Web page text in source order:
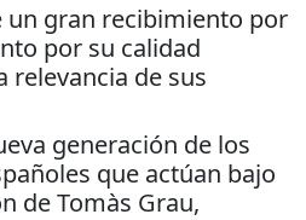
un gran recibimiento por
por su calidad
relevancia de sus
generación de los
que actúan bajo
de Tomàs Grau,